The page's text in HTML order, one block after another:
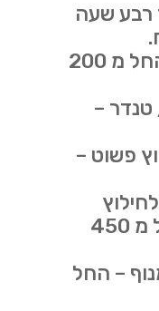
רבע שעה
מחיר חילוץ רכב פרטי – החל מ 200
טנדר –
פשוט –
שטח / חילוץ 4X4 – החל מ 450
– החל